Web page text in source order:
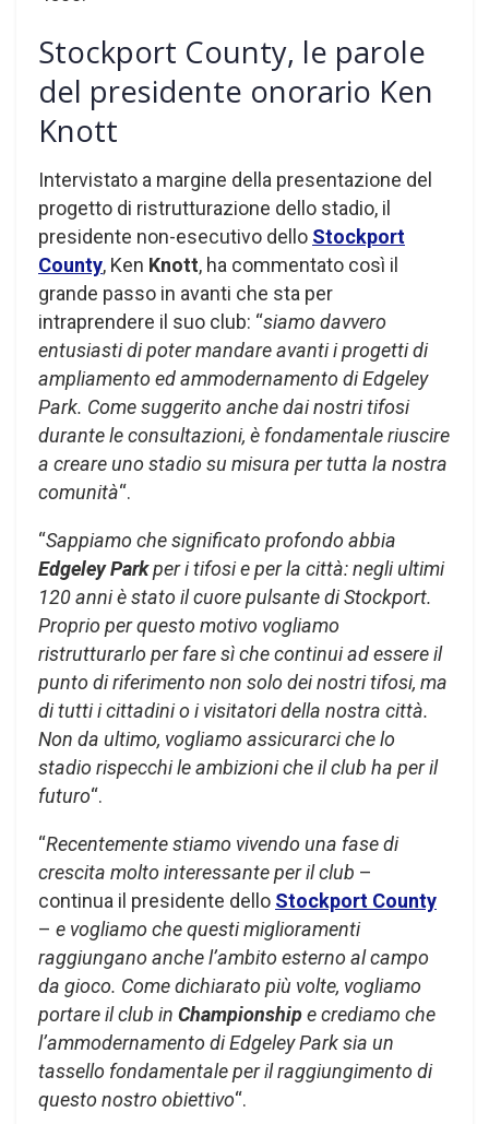
Stockport County, le parole
del presidente onorario Ken
Knott
Intervistato a margine della presentazione del
progetto di ristrutturazione dello stadio, il
presidente non-esecutivo dello Stockport
County, Ken Knott, ha commentato così il
grande passo in avanti che sta per
intraprendere il suo club: “siamo davvero
entusiasti di poter mandare avanti i progetti di
ampliamento ed ammodernamento di Edgeley
Park. Come suggerito anche dai nostri tifosi
durante le consultazioni, è fondamentale riuscire
a creare uno stadio su misura per tutta la nostra
comunità“.
“Sappiamo che significato profondo abbia
Edgeley Parkper i tifosi e per la città: negli ultimi
120 anni è stato il cuore pulsante di Stockport.
Proprio per questo motivo vogliamo
ristrutturarlo per fare sì che continui ad essere il
punto di riferimento non solo dei nostri tifosi, ma
di tutti i cittadini o i visitatori della nostra città.
Non da ultimo, vogliamo assicurarci che lo
stadio rispecchi le ambizioni che il club ha per il
futuro“.
“Recentemente stiamo vivendo una fase di
crescita molto interessante per il club –
continua il presidente dello Stockport County
– e vogliamo che questi miglioramenti
raggiungano anche l’ambito esterno al campo
da gioco. Come dichiarato più volte, vogliamo
portare il club in Championshipe crediamo che
l’ammodernamento di Edgeley Park sia un
tassello fondamentale per il raggiungimento di
questo nostro obiettivo“.